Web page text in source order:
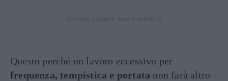
Questo perché un lavoro eccessivo per
frequenza, tempistica e portata non farà altro